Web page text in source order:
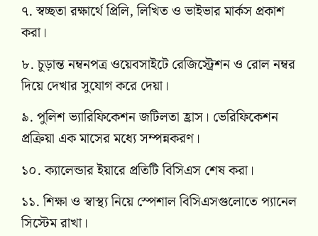
৭. স্বচ্ছতা রক্ষার্থে প্রিলি, লিখিত ও ভাইভার মার্কস প্রকাশ
করা।
৮. চূড়ান্ত নম্বনপত্র ওয়েবসাইটে রেজিস্ট্রেশন ও রোল নম্বর
দিয়ে দেখার সুযোগ করে দেয়া।
৯. পুলিশ ভ্যারিফিকেশন জটিলতা হ্রাস। ভেরিফিকেশন
প্রক্রিয়া এক মাসের মধ্যে সম্পন্নকরণ।
১০. ক্যালেন্ডার ইয়ারে প্রতিটি বিসিএস শেষ করা।
১১. শিক্ষা ও স্বাস্থ্য নিয়ে স্পেশাল বিসিএসগুলোতে প্যানেল
সিস্টেম রাখা।